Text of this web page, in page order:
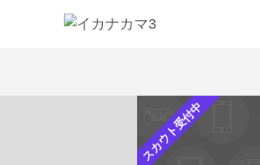
スカウト受付中